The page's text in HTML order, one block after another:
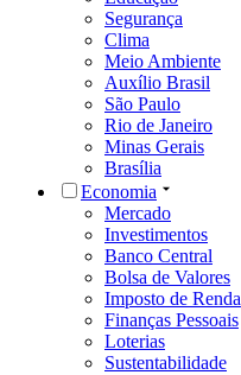
Segurança
Clima
Meio Ambiente
Auxílio Brasil
São Paulo
Rio de Janeiro
Minas Gerais
Brasília
Economia
Mercado
Investimentos
Banco Central
Bolsa de Valores
Imposto de Renda
Finanças Pessoais
Loterias
Sustentabilidade